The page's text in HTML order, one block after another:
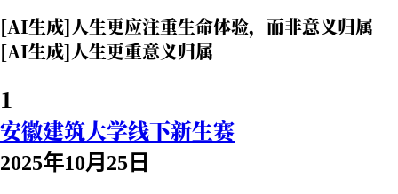
[AI生成]人生更应注重生命体验，而非意义归属
[AI生成]人生更重意义归属
1
安徽建筑大学线下新生赛
2025年10月25日